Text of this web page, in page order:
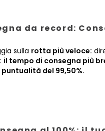
da record:
sulla rotta più veloce:
il tempo di consegna più
del 99,50%.